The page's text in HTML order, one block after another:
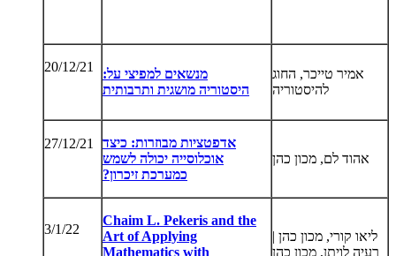
אמיר טייכר, החוג
להיסטוריה
מנשאים למפיצי על:
היסטוריה מושגית ותרבותית
20/12/21
אהוד לם, מכון כהן
אדפטציות מבוזרות: כיצד
אוכלוסייה יכולה לשמש
כמערכת זיכרון?
27/12/21
ליאו קורי, מכון כהן |
רעיה לויתן, מכון כהן
Chaim L. Pekeris and the
Art of Applying
Mathematics with
3/1/22